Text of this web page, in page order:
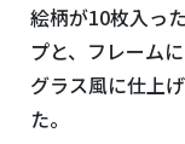
絵柄が10枚入っ
プと、フレームに
グラス風に仕上
た。